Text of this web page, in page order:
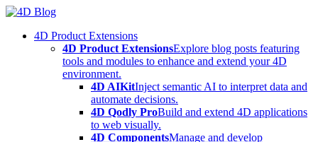
Skip
content4D Product Extensions
4D Product ExtensionsExplore blog posts featuring
tools and modules to enhance and extend your 4D
environment.
4D AIKitInject semantic AI to interpret data and
automate decisions.
4D Qodly ProBuild and extend 4D applications
to web visually.
4D ComponentsManage and develop